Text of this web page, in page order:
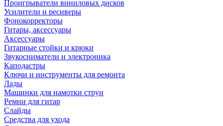
Проигрыватели виниловых дисков
Усилители и ресиверы
Фонокорректоры
Гитары, аксессуары
Аксессуары
Гитарные стойки и крюки
Звукосниматели и электроника
Каподастры
Ключи и инструменты для ремонта
Лады
Машинки для намотки струн
Ремни для гитар
Слайды
Средства для ухода